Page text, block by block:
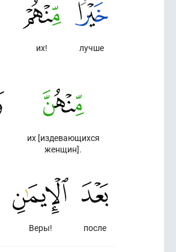
лучше
их!
их [издевающихся
женщин].
после
Веры!